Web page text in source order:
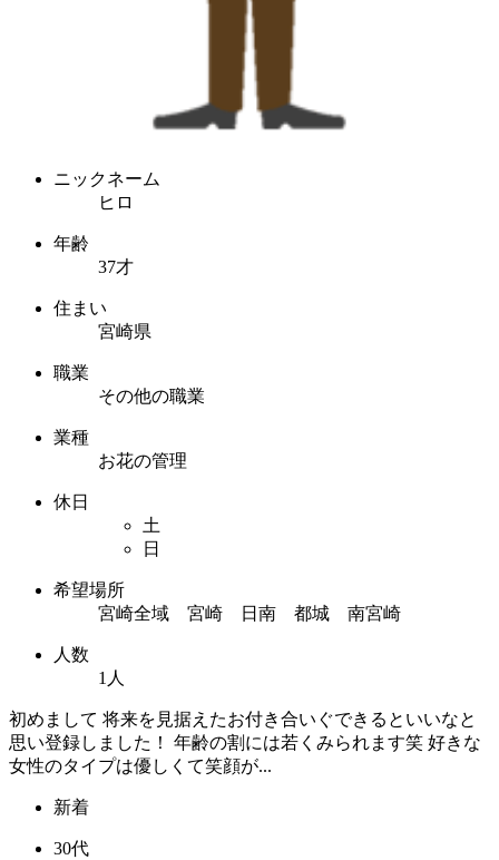
ニックネーム
ヒロ
年齢
37才
住まい
宮崎県
職業
その他の職業
業種
お花の管理
休日
土
日
希望場所
宮崎全域 宮崎 日南 都城 南宮崎
人数
1人
初めまして 将来を見据えたお付き合いぐできるといいなと
思い登録しました！ 年齢の割には若くみられます笑 好きな
女性のタイプは優しくて笑顔が...
新着
30代